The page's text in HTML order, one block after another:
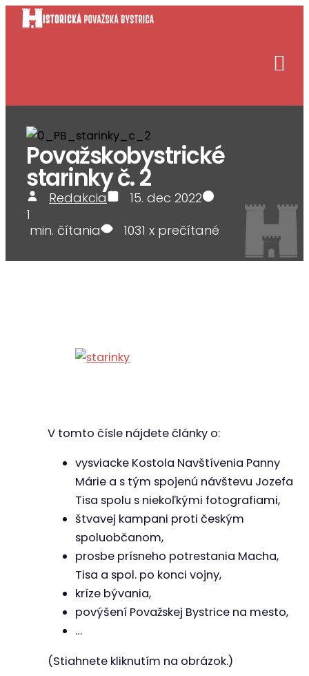
Preskočiť
Považskobystrické
starinky č. 2
Redakcia
15. dec 2022
1
min. čítania
1031 x prečítané
V tomto čísle nájdete články o:
vysviacke Kostola Navštívenia Panny
Márie a s tým spojenú návštevu Jozefa
Tisa spolu s niekoľkými fotografiami,
štvavej kampani proti českým
spoluobčanom,
prosbe prísneho potrestania Macha,
Tisa a spol. po konci vojny,
kríze bývania,
povýšení Považskej Bystrice na mesto,
…
(Stiahnete kliknutím na obrázok.)